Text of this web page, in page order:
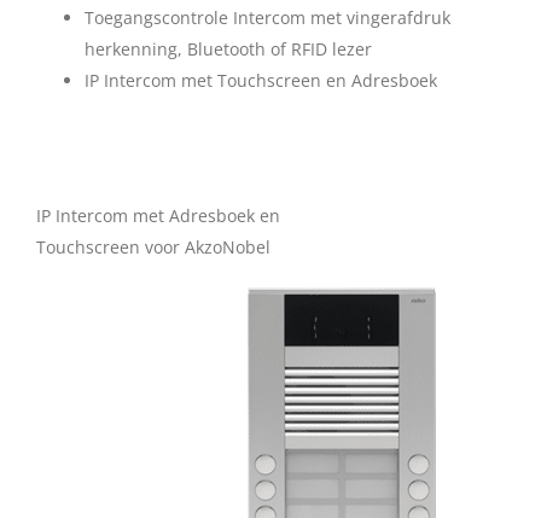
Toegangscontrole Intercom met vingerafdruk
herkenning, Bluetooth of RFID lezer
IP Intercom met Touchscreen en Adresboek
IP Intercom met Adresboek en
Touchscreen voor AkzoNobel